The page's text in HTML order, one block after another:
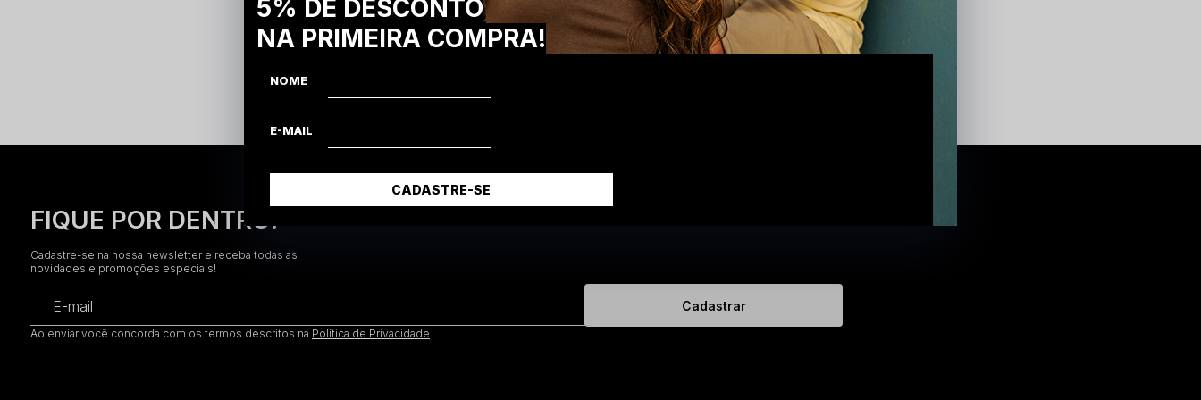
Camiseta Heavy Oversized Infantil -
Brunx Ind
FIQUE POR DENTRO!
Cadastre-se na nossa newsletter e receba todas as
novidades e promoções especiais!
E-mail Cadastrar
Ao enviar você concorda com os termos descritos na Política de Privacidade
5% DE DESCONTO
NA PRIMEIRA COMPRA!
NOME
E-MAIL
CADASTRE-SE